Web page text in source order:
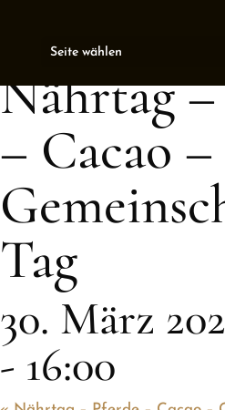
Seite wählen
This event has passed.
Nährtag
– Cacao –
Tag
30. März
- 16:00